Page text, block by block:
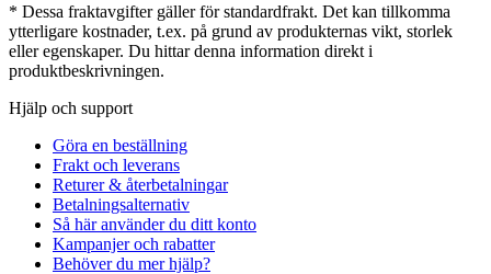
* Dessa fraktavgifter gäller för standardfrakt. Det kan tillkomma
ytterligare kostnader, t.ex. på grund av produkternas vikt, storlek
eller egenskaper. Du hittar denna information direkt i
produktbeskrivningen.
Hjälp och support
Göra en beställning
Frakt och leverans
Returer & återbetalningar
Betalningsalternativ
Så här använder du ditt konto
Kampanjer och rabatter
Behöver du mer hjälp?